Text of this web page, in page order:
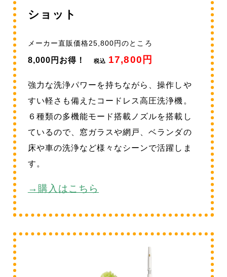
ショット
メーカー直販価格25,800円のところ
8,000円お得！ 税込 17,800円
強力な洗浄パワーを持ちながら、操作しや
すい軽さも備えたコードレス高圧洗浄機。
６種類の多機能モード搭載ノズルを搭載し
ているので、窓ガラスや網戸、ベランダの
床や車の洗浄など様々なシーンで活躍しま
す。
→購入はこちら